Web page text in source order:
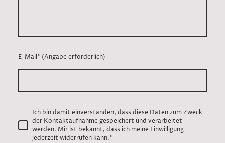
E-Mail* (Angabe erforderlich)
Ich bin damit einverstanden, dass diese Daten zum Zweck
der Kontaktaufnahme gespeichert und verarbeitet
werden. Mir ist bekannt, dass ich meine Einwilligung
jederzeit widerrufen kann.*